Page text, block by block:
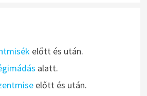
előtt és után.
alatt.
előtt és után.